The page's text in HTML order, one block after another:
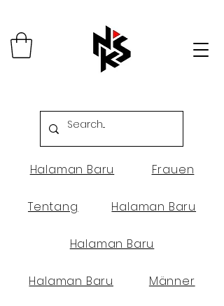
Halaman Baru Frauen
Tentang Halaman Baru
Halaman Baru
Halaman Baru Männer